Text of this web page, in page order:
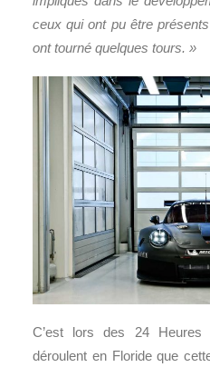
ceux qui ont pu être
ont tourné quelques tours. »
C’est lors des 24
déroulent en Floride que